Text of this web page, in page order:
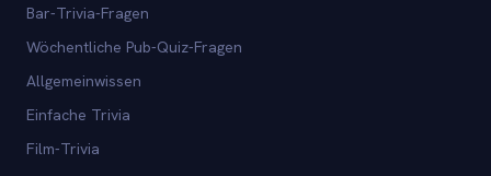
Bar-Trivia-Fragen
Wöchentliche Pub-Quiz-Fragen
Allgemeinwissen
Einfache Trivia
Film-Trivia